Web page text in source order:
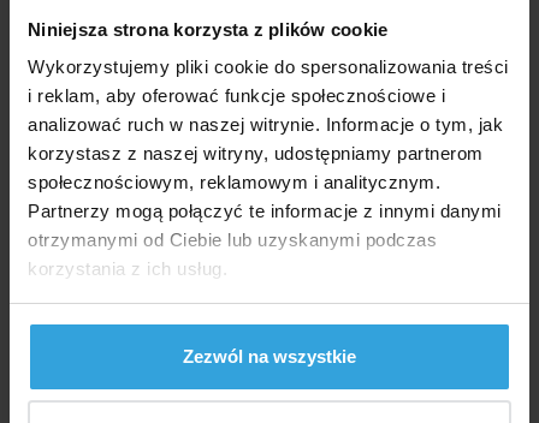
Niniejsza strona korzysta z plików cookie
Wykorzystujemy pliki cookie do spersonalizowania treści
i reklam, aby oferować funkcje społecznościowe i
analizować ruch w naszej witrynie. Informacje o tym, jak
korzystasz z naszej witryny, udostępniamy partnerom
społecznościowym, reklamowym i analitycznym.
Partnerzy mogą połączyć te informacje z innymi danymi
otrzymanymi od Ciebie lub uzyskanymi podczas
korzystania z ich usług.
Zezwól na wszystkie
Wtórny 12V
Moc 300 W
Częstotliwość 50/60Hz
Waga 5kg
175 × 105 × 110mm